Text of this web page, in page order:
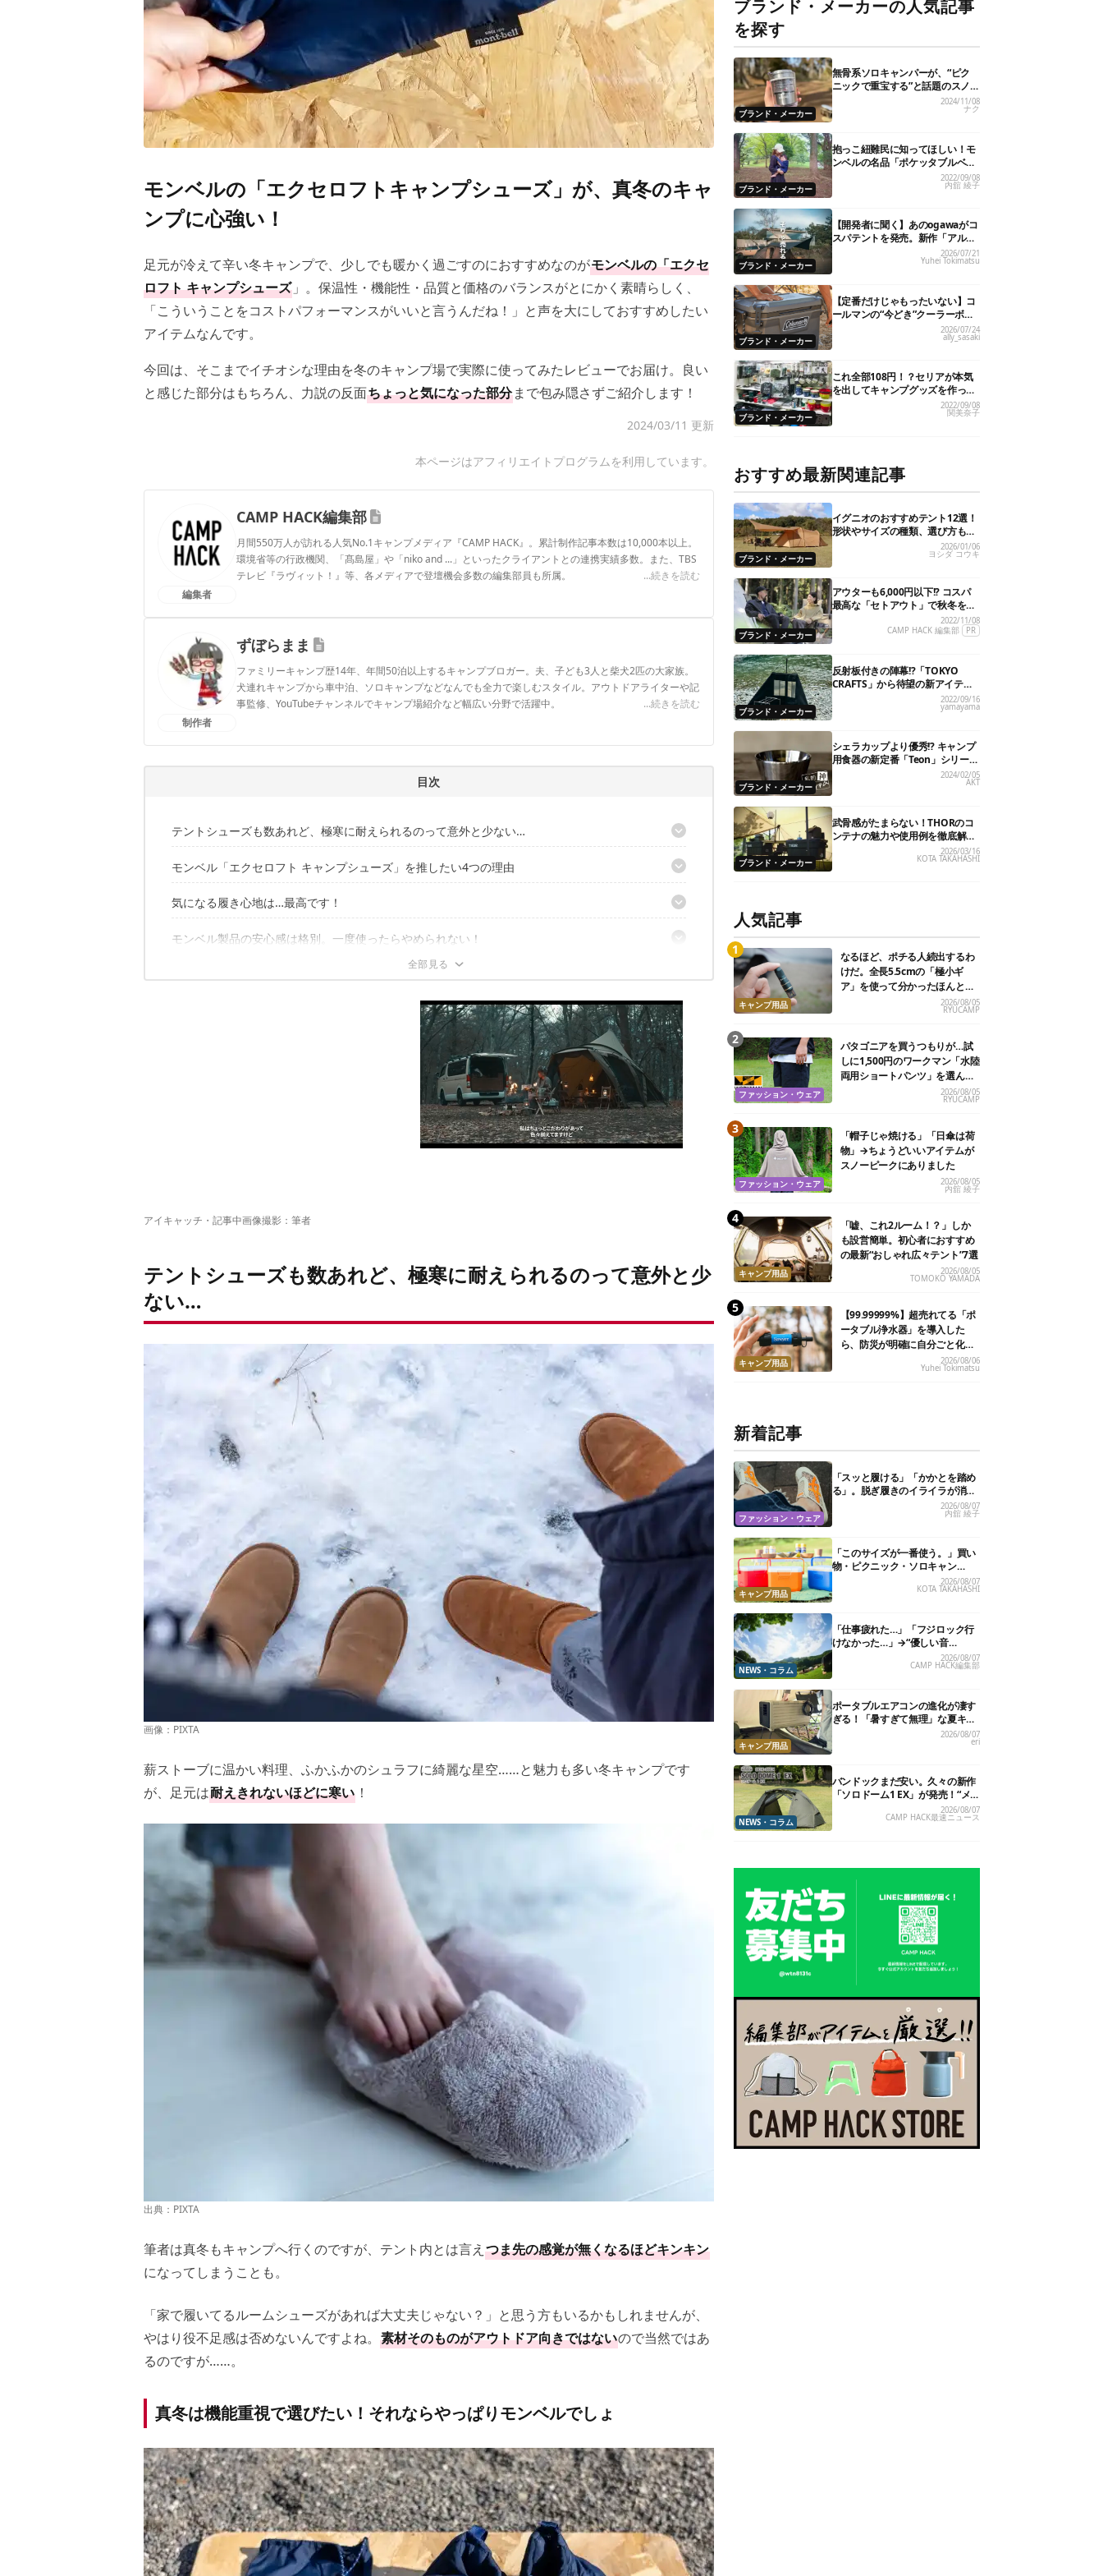
モンベルの「エクセロフトキャンプシューズ」が、真冬のキャ
ンプに心強い！
足元が冷えて辛い冬キャンプで、少しでも暖かく過ごすのにおすすめなのがモンベルの「エクセ
ロフト キャンプシューズ」。保温性・機能性・品質と価格のバランスがとにかく素晴らしく、
「こういうことをコストパフォーマンスがいいと言うんだね！」と声を大にしておすすめしたい
アイテムなんです。
今回は、そこまでイチオシな理由を冬のキャンプ場で実際に使ってみたレビューでお届け。良い
と感じた部分はもちろん、力説の反面ちょっと気になった部分まで包み隠さずご紹介します！
2024/03/11 更新
本ページはアフィリエイトプログラムを利用しています。
編集者
CAMP HACK編集部
月間550万人が訪れる人気No.1キャンプメディア『CAMP HACK』。累計制作記事本数は10,000本以上。
環境省等の行政機関、「髙島屋」や「niko and ...」といったクライアントとの連携実績多数。また、TBS
テレビ『ラヴィット！』等、各メディアで登壇機会多数の編集部員も所属。
...続きを読む
制作者
ずぼらまま
ファミリーキャンプ歴14年、年間50泊以上するキャンプブロガー。夫、子ども3人と柴犬2匹の大家族。
犬連れキャンプから車中泊、ソロキャンプなどなんでも全力で楽しむスタイル。アウトドアライターや記
事監修、YouTubeチャンネルでキャンプ場紹介など幅広い分野で活躍中。
...続きを読む
目次
テントシューズも数あれど、極寒に耐えられるのって意外と少ない…
真冬は機能重視で選びたい！それならやっぱりモンベルでしょ
モンベル「エクセロフト キャンプシューズ」を推したい4つの理由
1｜さすがアウトドアメーカー！独自の保温素材のおかげで、レべチの暖かさ
2｜袋から出せば、いつでもダウンがフワッと回復する
3｜滑りにくい足裏加工が、テント内でもフローリングでも心強い
気になる履き心地は…最高です！
一日中フワフワでポカポカ
履き口が狭めで脱ぎ履きはしにくいが、その分足冷気をしっかりシャットアウト！
モンベル製品の安心感は格別。一度使ったらやめられない！
アイキャッチ・記事中画像撮影：筆者
テントシューズも数あれど、極寒に耐えられるのって意外と少
ない…
画像：PIXTA
薪ストーブに温かい料理、ふかふかのシュラフに綺麗な星空……と魅力も多い冬キャンプです
が、足元は耐えきれないほどに寒い！
出典：PIXTA
筆者は真冬もキャンプへ行くのですが、テント内とは言え つま先の感覚が無くなるほどキンキン
になってしまうことも。
「家で履いてるルームシューズがあれば大丈夫じゃない？」と思う方もいるかもしれませんが、
やはり役不足感は否めないんですよね。 素材そのものがアウトドア向きではないので当然ではあ
るのですが……。
真冬は機能重視で選びたい！それならやっぱりモンベルでしょ
ブランド・メーカーの人気記事
を探す
ブランド・メーカー
無骨系ソロキャンパーが、“ピク
ニックで重宝する”と話題のスノ
ーピーク「サヨウ」を使ってみた
ら…
2024/11/08
ナク
ブランド・メーカー
抱っこ紐難民に知ってほしい！モ
ンベルの名品「ポケッタブルベビ
ーキャリア」が全パパママにおす
2022/09/08
内舘 綾子
ブランド・メーカー
【開発者に聞く】あのogawaがコ
スパテントを発売。新作「アルテ
ミス」が即完売したワケ
2026/07/21
Yuhei Tokimatsu
ブランド・メーカー
【定番だけじゃもったいない】コ
ールマンの“今どき”クーラーボッ
クス7選！
2026/07/24
ally_sasaki
ブランド・メーカー
これ全部108円！？セリアが本気
を出してキャンプグッズを作った
ら凄いことに…！
2022/09/08
関美奈子
おすすめ最新関連記事
ブランド・メーカー
イグニオのおすすめテント12選！
形状やサイズの種類、選び方も解
説
2026/01/06
ヨシダ コウキ
ブランド・メーカー
アウターも6,000円以下!? コスパ
最高な「セトアウト」で秋冬をオ
シャレで快適に！
2022/11/08
CAMP HACK 編集部
PR
ブランド・メーカー
反射板付きの陣幕!?「TOKYO
CRAFTS」から待望の新アイテム4
型が一挙揃い踏み！
2022/09/16
yamayama
ブランド・メーカー
シェラカップより優秀!? キャンプ
用食器の新定番「Teon」シリーズ
【私的神アイテム】
2024/02/05
AKT
ブランド・メーカー
武骨感がたまらない！THORのコ
ンテナの魅力や使用例を徹底解
2026/03/16
KOTA TAKAHASHI
人気記事
キャンプ用品
なるほど、ポチる人続出するわ
けだ。全長5.5cmの「極小ギ
ア」を使って分かったほんとの
2026/08/05
RYUCAMP
ファッション・ウェア
パタゴニアを買うつもりが…試
しに1,500円のワークマン「水陸
両用ショートパンツ」を選んだ
2026/08/05
RYUCAMP
ファッション・ウェア
「帽子じゃ焼ける」「日傘は荷
物」→ちょうどいいアイテムが
スノーピークにありました
2026/08/05
内舘 綾子
キャンプ用品
「嘘、これ2ルーム！？」しか
も設営簡単。初心者におすすめ
の最新“おしゃれ広々テント”7選
2026/08/05
TOMOKO YAMADA
キャンプ用品
【99.99999%】超売れてる「ポ
ータブル浄水器」を導入した
ら、防災が明確に自分ごと化し
2026/08/06
Yuhei Tokimatsu
新着記事
ファッション・ウェア
「スッと履ける」「かかとを踏め
る」。脱ぎ履きのイライラが消え
る快適“スニーカーサンダル”6選
2026/08/07
内舘 綾子
キャンプ用品
「このサイズが一番使う。」買い
物・ピクニック・ソロキャン
に“ちょうどいい”小型クーラーボ
ックス13選
2026/08/07
KOTA TAKAHASHI
NEWS・コラム
「仕事疲れた…」「フジロック行
けなかった…」→“優しい音
楽”と“大きな自然”で治癒。まだ間
に合います。
2026/08/07
CAMP HACK編集部
キャンプ用品
ポータブルエアコンの進化が凄す
ぎる！「暑すぎて無理」な夏キャ
ンプを激変させる最新5選2026/08/07
eri
NEWS・コラム
バンドックまだ安い。久々の新作
「ソロドーム1 EX」が発売！“メ
ッシュインナー”だけでも使える
よ【防災も◎】
2026/08/07
CAMP HACK最速ニュース